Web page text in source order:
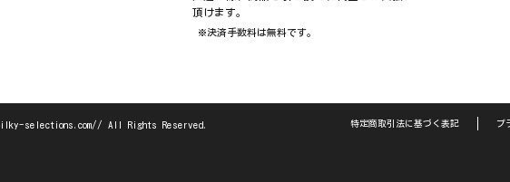
頂けます。
※決済手数料は無料です。
特定商取引法に基づく表記 プ
selections.com// All Rights Reserved.